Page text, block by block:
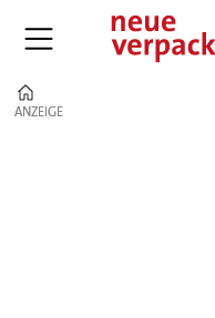
ANZEIGE
ANZEIGE